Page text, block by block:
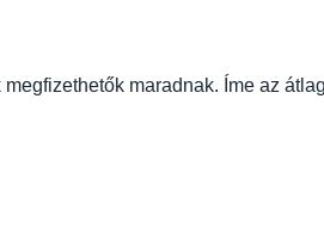
maradnak. Íme az